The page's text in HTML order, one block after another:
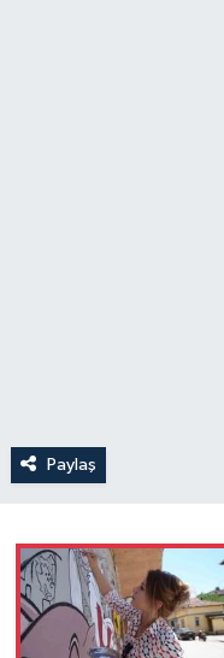
Paylaş